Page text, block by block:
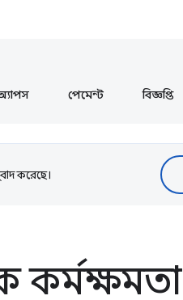
পেমেন্ট বিজ্ঞপ্তি
করেছে।
কর্মক্ষমতা